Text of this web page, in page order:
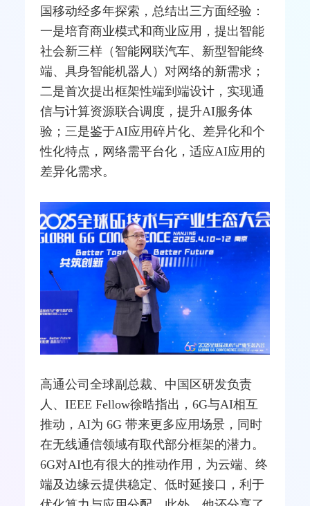
国移动经多年探索，总结出三方面经验：
一是培育商业模式和商业应用，提出智能
社会新三样（智能网联汽车、新型智能终
端、具身智能机器人）对网络的新需求；
二是首次提出框架性端到端设计，实现通
信与计算资源联合调度，提升AI服务体
验；三是鉴于AI应用碎片化、差异化和个
性化特点，网络需平台化，适应AI应用的
差异化需求。
高通公司全球副总裁、中国区研发负责
人、IEEE Fellow徐晧指出，6G与AI相互
推动，AI为 6G 带来更多应用场景，同时
在无线通信领域有取代部分框架的潜力。
6G对AI也有很大的推动作用，为云端、终
端及边缘云提供稳定、低时延接口，利于